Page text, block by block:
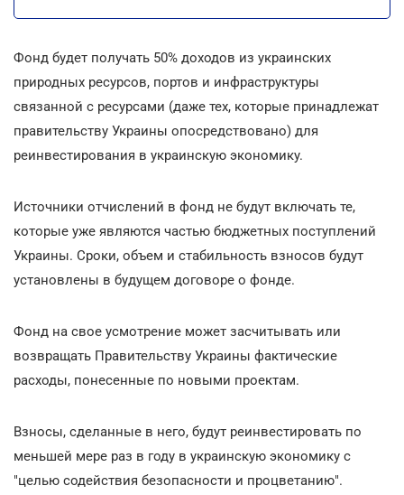
Фонд будет получать 50% доходов из украинских
природных ресурсов, портов и инфраструктуры
связанной с ресурсами (даже тех, которые принадлежат
правительству Украины опосредствовано) для
реинвестирования в украинскую экономику.
Источники отчислений в фонд не будут включать те,
которые уже являются частью бюджетных поступлений
Украины. Сроки, объем и стабильность взносов будут
установлены в будущем договоре о фонде.
Фонд на свое усмотрение может засчитывать или
возвращать Правительству Украины фактические
расходы, понесенные по новыми проектам.
Взносы, сделанные в него, будут реинвестировать по
меньшей мере раз в году в украинскую экономику с
"целью содействия безопасности и процветанию".